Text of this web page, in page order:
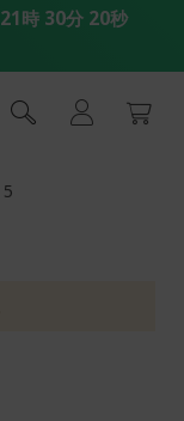
時 30分 20秒